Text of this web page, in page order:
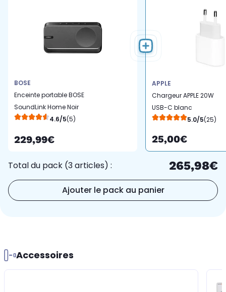
BOSE
Enceinte portable BOSE
SoundLink Home Noir
4.6/5(5)
229,99€
APPLE
Chargeur APPLE 20W
USB-C blanc
5.0/5(25)
25,00€
Total du pack (3 articles) : 265,98€
Ajouter le pack au panier
Accessoires